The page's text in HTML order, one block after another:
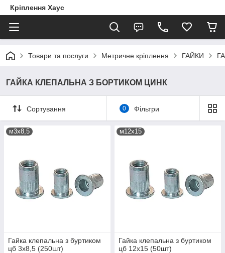
Кріплення Хаус
Товари та послуги Метричне кріплення ГАЙКИ
ГАЙКА КЛЕПАЛЬНА З БОРТИКОМ ЦИНК
Сортування 0 Фільтри
м3х8,5
Гайка клепальна з буртиком
цб 3х8,5 (250шт)
м12х15
Гайка клепальна з буртиком
цб 12х15 (50шт)